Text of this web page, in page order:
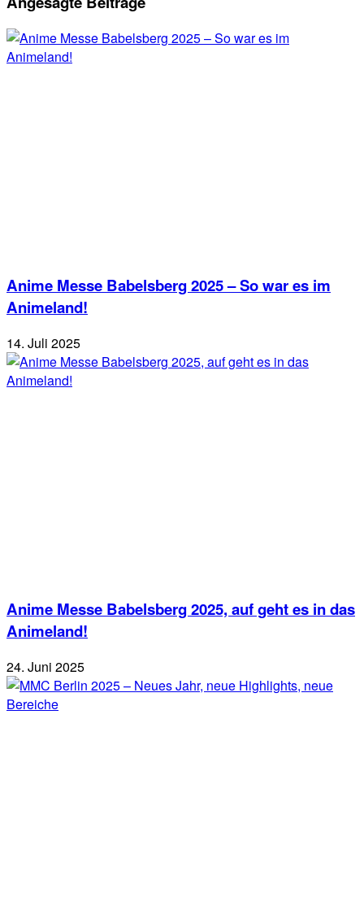
Anime Messe Babelsberg 2025 – So war es im
Animeland!
14. Juli 2025
Anime Messe Babelsberg 2025, auf geht es in das
Animeland!
24. Juni 2025